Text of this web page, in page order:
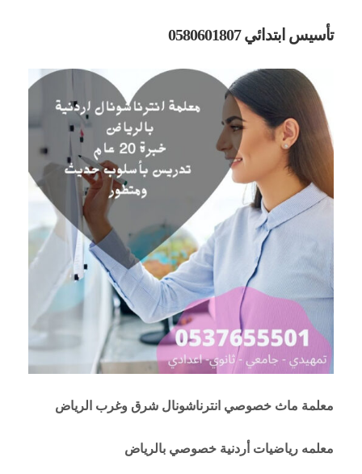
تأسيس ابتدائي 0580601807
معلمة ماث خصوصي انترناشونال شرق وغرب الرياض
معلمه رياضيات أردنية خصوصي بالرياض